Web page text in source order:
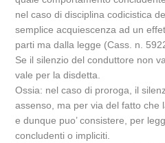
nel caso di disciplina codicistica
semplice acquiescenza ad un
parti ma dalla legge (Cass. n.
Se il silenzio del conduttore non
vale per la disdetta.
Ossia: nel caso di proroga, il
assenso, ma per via del fatto che
e dunque puo’ consistere, per
concludenti o impliciti.